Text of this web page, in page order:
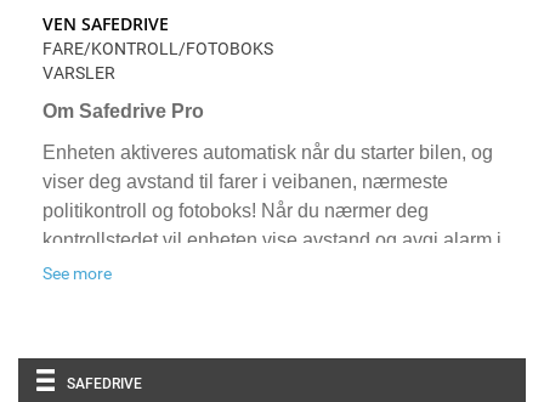
VEN SAFEDRIVE
FARE/KONTROLL/FOTOBOKS
VARSLER
Om Safedrive Pro
Enheten aktiveres automatisk når du starter bilen, og
viser deg avstand til farer i veibanen, nærmeste
politikontroll og fotoboks! Når du nærmer deg
kontrollstedet vil enheten vise avstand og avgi alarm i
god tid.
See more
SAFEDRIVE